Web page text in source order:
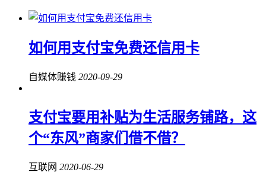
如何用支付宝免费还信用卡
自媒体赚钱 2020-09-29
支付宝要用补贴为生活服务铺路，这
个“东风”商家们借不借？
互联网 2020-06-29